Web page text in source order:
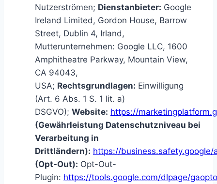
Nutzerströmen; Dienstanbieter: Google
Ireland Limited, Gordon House, Barrow
Street, Dublin 4, Irland,
Mutterunternehmen: Google LLC, 1600
Amphitheatre Parkway, Mountain View,
CA 94043,
USA; Rechtsgrundlagen: Einwilligung
(Art. 6 Abs. 1 S. 1 lit. a)
DSGVO); Website: https://
(Gewährleistung Datenschutzniveau bei
Verarbeitung in
Drittländern): https://business.safety.google/
(Opt-Out): Opt-Out-
Plugin: https://tools.google.com/dlpage/